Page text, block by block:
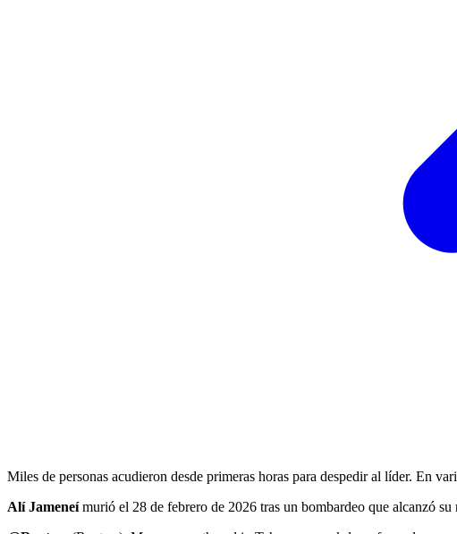
Miles de personas acudieron desde primeras horas para despedir al líder. En
Alí Jameneímurió el 28 de febrero de 2026 tras un bombardeo que alcanzó su